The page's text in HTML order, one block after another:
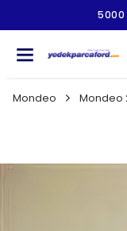
5000
Mondeo Mondeo